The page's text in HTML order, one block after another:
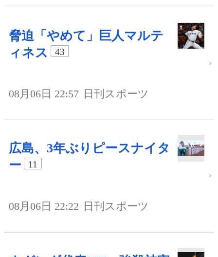
脅迫「やめて」巨人マルテ
ィネス
43
08月06日 22:57 日刊スポーツ
広島、3年ぶりピースナイタ
ー
11
08月06日 22:22 日刊スポーツ